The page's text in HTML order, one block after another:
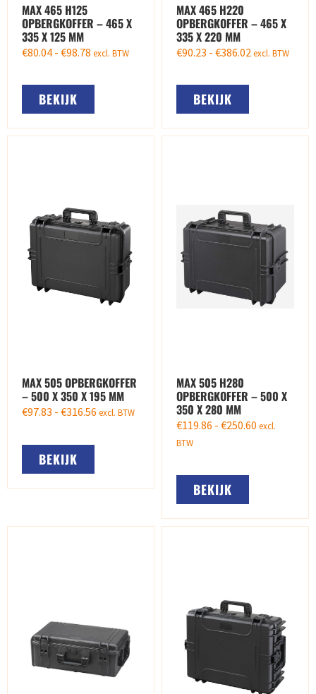
MAX 465 H125
OPBERGKOFFER – 465 X
335 X 125 MM
€80.04 - €98.78 excl. BTW
BEKIJK
MAX 465 H220
OPBERGKOFFER – 465 X
335 X 220 MM
€90.23 - €386.02excl. BTW
BEKIJK
MAX 505 OPBERGKOFFER
– 500 X 350 X 195 MM
€97.83 - €316.56 excl. BTW
BEKIJK
MAX 505 H280
OPBERGKOFFER – 500 X
350 X 280 MM
€119.86 - €250.60 excl.
BTW
BEKIJK